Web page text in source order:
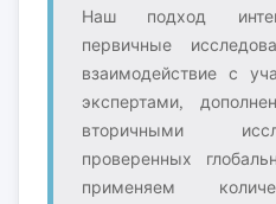
Наш подход
первичные
взаимодействие с
экспертами,
вторичными
проверенных
применяем